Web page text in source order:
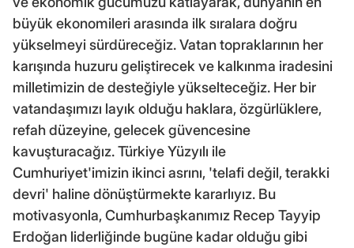
büyük ekonomileri arasında ilk sıralara doğru
yükselmeyi sürdüreceğiz. Vatan topraklarının her
karışında huzuru geliştirecek ve kalkınma iradesini
milletimizin de desteğiyle yükselteceğiz. Her bir
vatandaşımızı layık olduğu haklara, özgürlüklere,
refah düzeyine, gelecek güvencesine
kavuşturacağız. Türkiye Yüzyılı ile
Cumhuriyet'imizin ikinci asrını, 'telafi değil, terakki
devri' haline dönüştürmekte kararlıyız. Bu
motivasyonla, Cumhurbaşkanımız Recep Tayyip
Erdoğan liderliğinde bugüne kadar olduğu gibi